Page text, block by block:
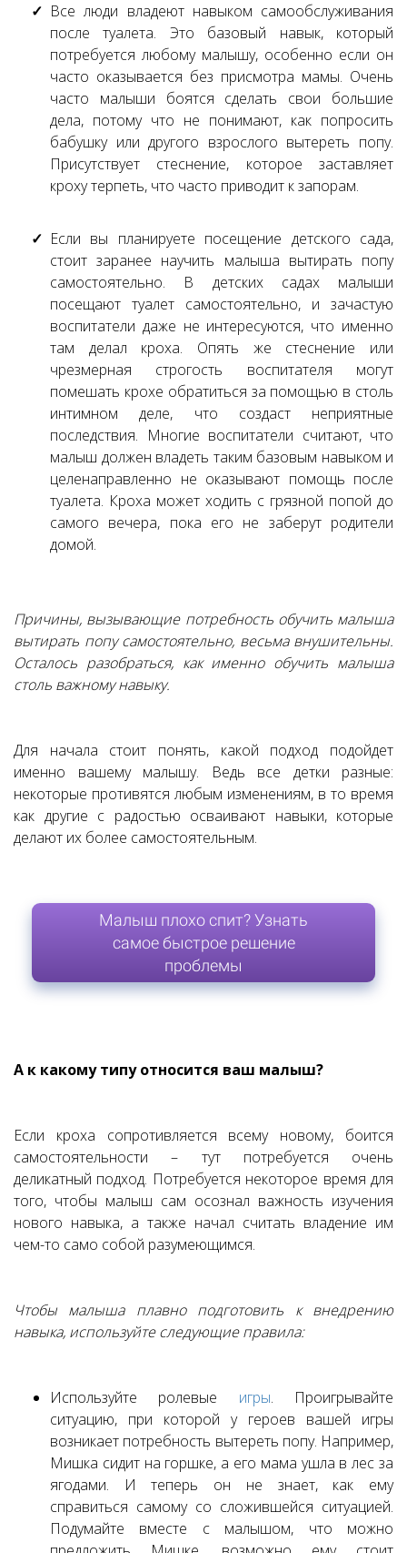
Все люди владеют навыком самообслуживания
после туалета. Это базовый навык, который
потребуется любому малышу, особенно если он
часто оказывается без присмотра мамы. Очень
часто малыши боятся сделать свои большие
дела, потому что не понимают, как попросить
бабушку или другого взрослого вытереть попу.
Присутствует стеснение, которое заставляет
кроху терпеть, что часто приводит к запорам.
Если вы планируете посещение детского сада,
стоит заранее научить малыша вытирать попу
самостоятельно. В детских садах малыши
посещают туалет самостоятельно, и зачастую
воспитатели даже не интересуются, что именно
там делал кроха. Опять же стеснение или
чрезмерная строгость воспитателя могут
помешать крохе обратиться за помощью в столь
интимном деле, что создаст неприятные
последствия. Многие воспитатели считают, что
малыш должен владеть таким базовым навыком и
целенаправленно не оказывают помощь после
туалета. Кроха может ходить с грязной попой до
самого вечера, пока его не заберут родители
домой.
Причины, вызывающие потребность обучить малыша
вытирать попу самостоятельно, весьма внушительны.
Осталось разобраться, как именно обучить малыша
столь важному навыку.
Для начала стоит понять, какой подход подойдет
именно вашему малышу. Ведь все детки разные:
некоторые противятся любым изменениям, в то время
как другие с радостью осваивают навыки, которые
делают их более самостоятельным.
Малыш плохо спит? Узнать
самое быстрое решение
проблемы
А к какому типу относится ваш малыш?
Если кроха сопротивляется всему новому, боится
самостоятельности – тут потребуется очень
деликатный подход. Потребуется некоторое время для
того, чтобы малыш сам осознал важность изучения
нового навыка, а также начал считать владение им
чем-то само собой разумеющимся.
Чтобы малыша плавно подготовить к внедрению
навыка, используйте следующие правила:
Используйте ролевые игры. Проигрывайте
ситуацию, при которой у героев вашей игры
возникает потребность вытереть попу. Например,
Мишка сидит на горшке, а его мама ушла в лес за
ягодами. И теперь он не знает, как ему
справиться самому со сложившейся ситуацией.
Подумайте вместе с малышом, что можно